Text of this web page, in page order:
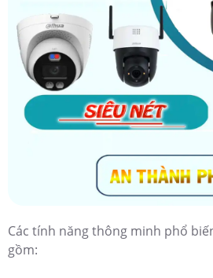
Các tính năng thông minh phổ
gồm: